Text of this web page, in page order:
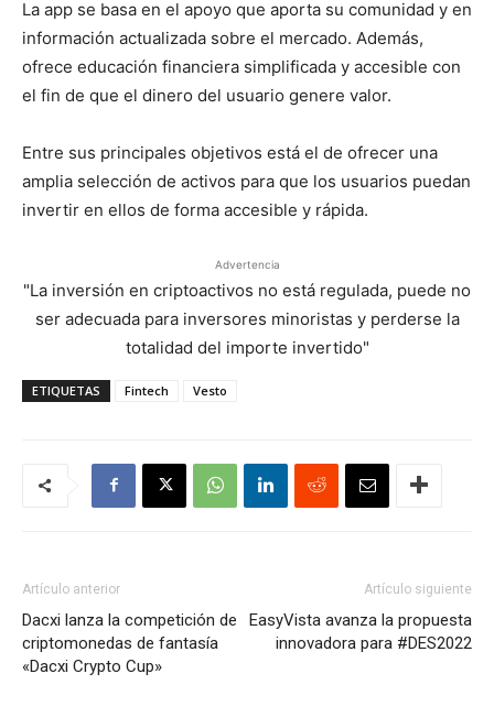
La app se basa en el apoyo que aporta su comunidad y en
información actualizada sobre el mercado. Además,
ofrece educación financiera simplificada y accesible con
el fin de que el dinero del usuario genere valor.
Entre sus principales objetivos está el de ofrecer una
amplia selección de activos para que los usuarios puedan
invertir en ellos de forma accesible y rápida.
Advertencia
"La inversión en criptoactivos no está regulada, puede no
ser adecuada para inversores minoristas y perderse la
totalidad del importe invertido"
ETIQUETAS Fintech Vesto
Artículo anterior
Dacxi lanza la competición de
criptomonedas de fantasía
«Dacxi Crypto Cup»
Artículo siguiente
EasyVista avanza la propuesta
innovadora para #DES2022